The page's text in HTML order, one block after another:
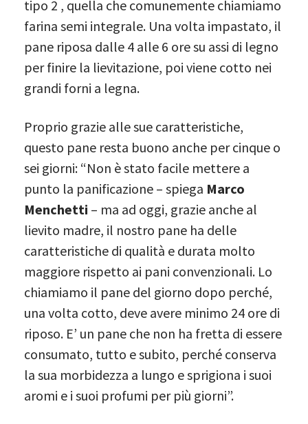
tipo 2 , quella che comunemente chiamiamo
farina semi integrale. Una volta impastato, il
pane riposa dalle 4 alle 6 ore su assi di legno
per finire la lievitazione, poi viene cotto nei
grandi forni a legna.
Proprio grazie alle sue caratteristiche,
questo pane resta buono anche per cinque o
sei giorni: “Non è stato facile mettere a
punto la panificazione – spiega Marco
Menchetti – ma ad oggi, grazie anche al
lievito madre, il nostro pane ha delle
caratteristiche di qualità e durata molto
maggiore rispetto ai pani convenzionali. Lo
chiamiamo il pane del giorno dopo perché,
una volta cotto, deve avere minimo 24 ore di
riposo. E’ un pane che non ha fretta di essere
consumato, tutto e subito, perché conserva
la sua morbidezza a lungo e sprigiona i suoi
aromi e i suoi profumi per più giorni”.